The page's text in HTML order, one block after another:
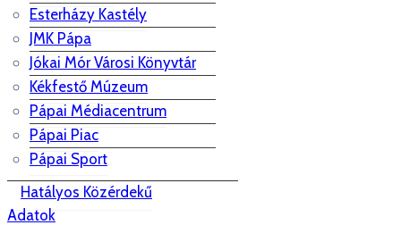
Esterházy Kastély
JMK Pápa
Jókai Mór Városi Könyvtár
Kékfestő Múzeum
Pápai Médiacentrum
Pápai Piac
Pápai Sport
Hatályos Közérdekű
Adatok